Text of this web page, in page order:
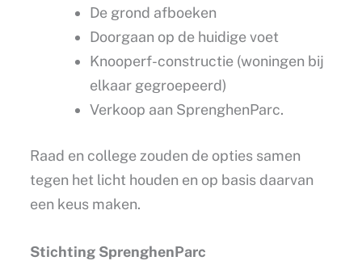
De grond afboeken
Doorgaan op de huidige voet
Knooperf-constructie (woningen bij
elkaar gegroepeerd)
Verkoop aan SprenghenParc.
Raad en college zouden de opties samen
tegen het licht houden en op basis daarvan
een keus maken.
Stichting SprenghenParc